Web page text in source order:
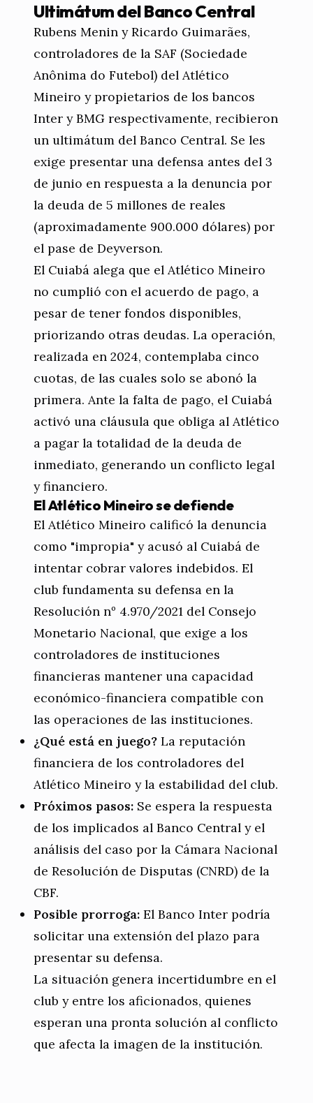
Ultimátum del Banco Central
Rubens Menin y Ricardo Guimarães,
controladores de la SAF (Sociedade
Anônima do Futebol) del Atlético
Mineiro y propietarios de los bancos
Inter y BMG respectivamente, recibieron
un ultimátum del Banco Central. Se les
exige presentar una defensa antes del 3
de junio en respuesta a la denuncia por
la deuda de 5 millones de reales
(aproximadamente 900.000 dólares) por
el pase de Deyverson.
El Cuiabá alega que el Atlético Mineiro
no cumplió con el acuerdo de pago, a
pesar de tener fondos disponibles,
priorizando otras deudas. La operación,
realizada en 2024, contemplaba cinco
cuotas, de las cuales solo se abonó la
primera. Ante la falta de pago, el Cuiabá
activó una cláusula que obliga al Atlético
a pagar la totalidad de la deuda de
inmediato, generando un conflicto legal
y financiero.
El Atlético Mineiro se defiende
El Atlético Mineiro calificó la denuncia
como "impropia" y acusó al Cuiabá de
intentar cobrar valores indebidos. El
club fundamenta su defensa en la
Resolución nº 4.970/2021 del Consejo
Monetario Nacional, que exige a los
controladores de instituciones
financieras mantener una capacidad
económico-financiera compatible con
las operaciones de las instituciones.
¿Qué está en juego? La reputación
financiera de los controladores del
Atlético Mineiro y la estabilidad del club.
Próximos pasos: Se espera la respuesta
de los implicados al Banco Central y el
análisis del caso por la Cámara Nacional
de Resolución de Disputas (CNRD) de la
CBF.
Posible prorroga: El Banco Inter podría
solicitar una extensión del plazo para
presentar su defensa.
La situación genera incertidumbre en el
club y entre los aficionados, quienes
esperan una pronta solución al conflicto
que afecta la imagen de la institución.